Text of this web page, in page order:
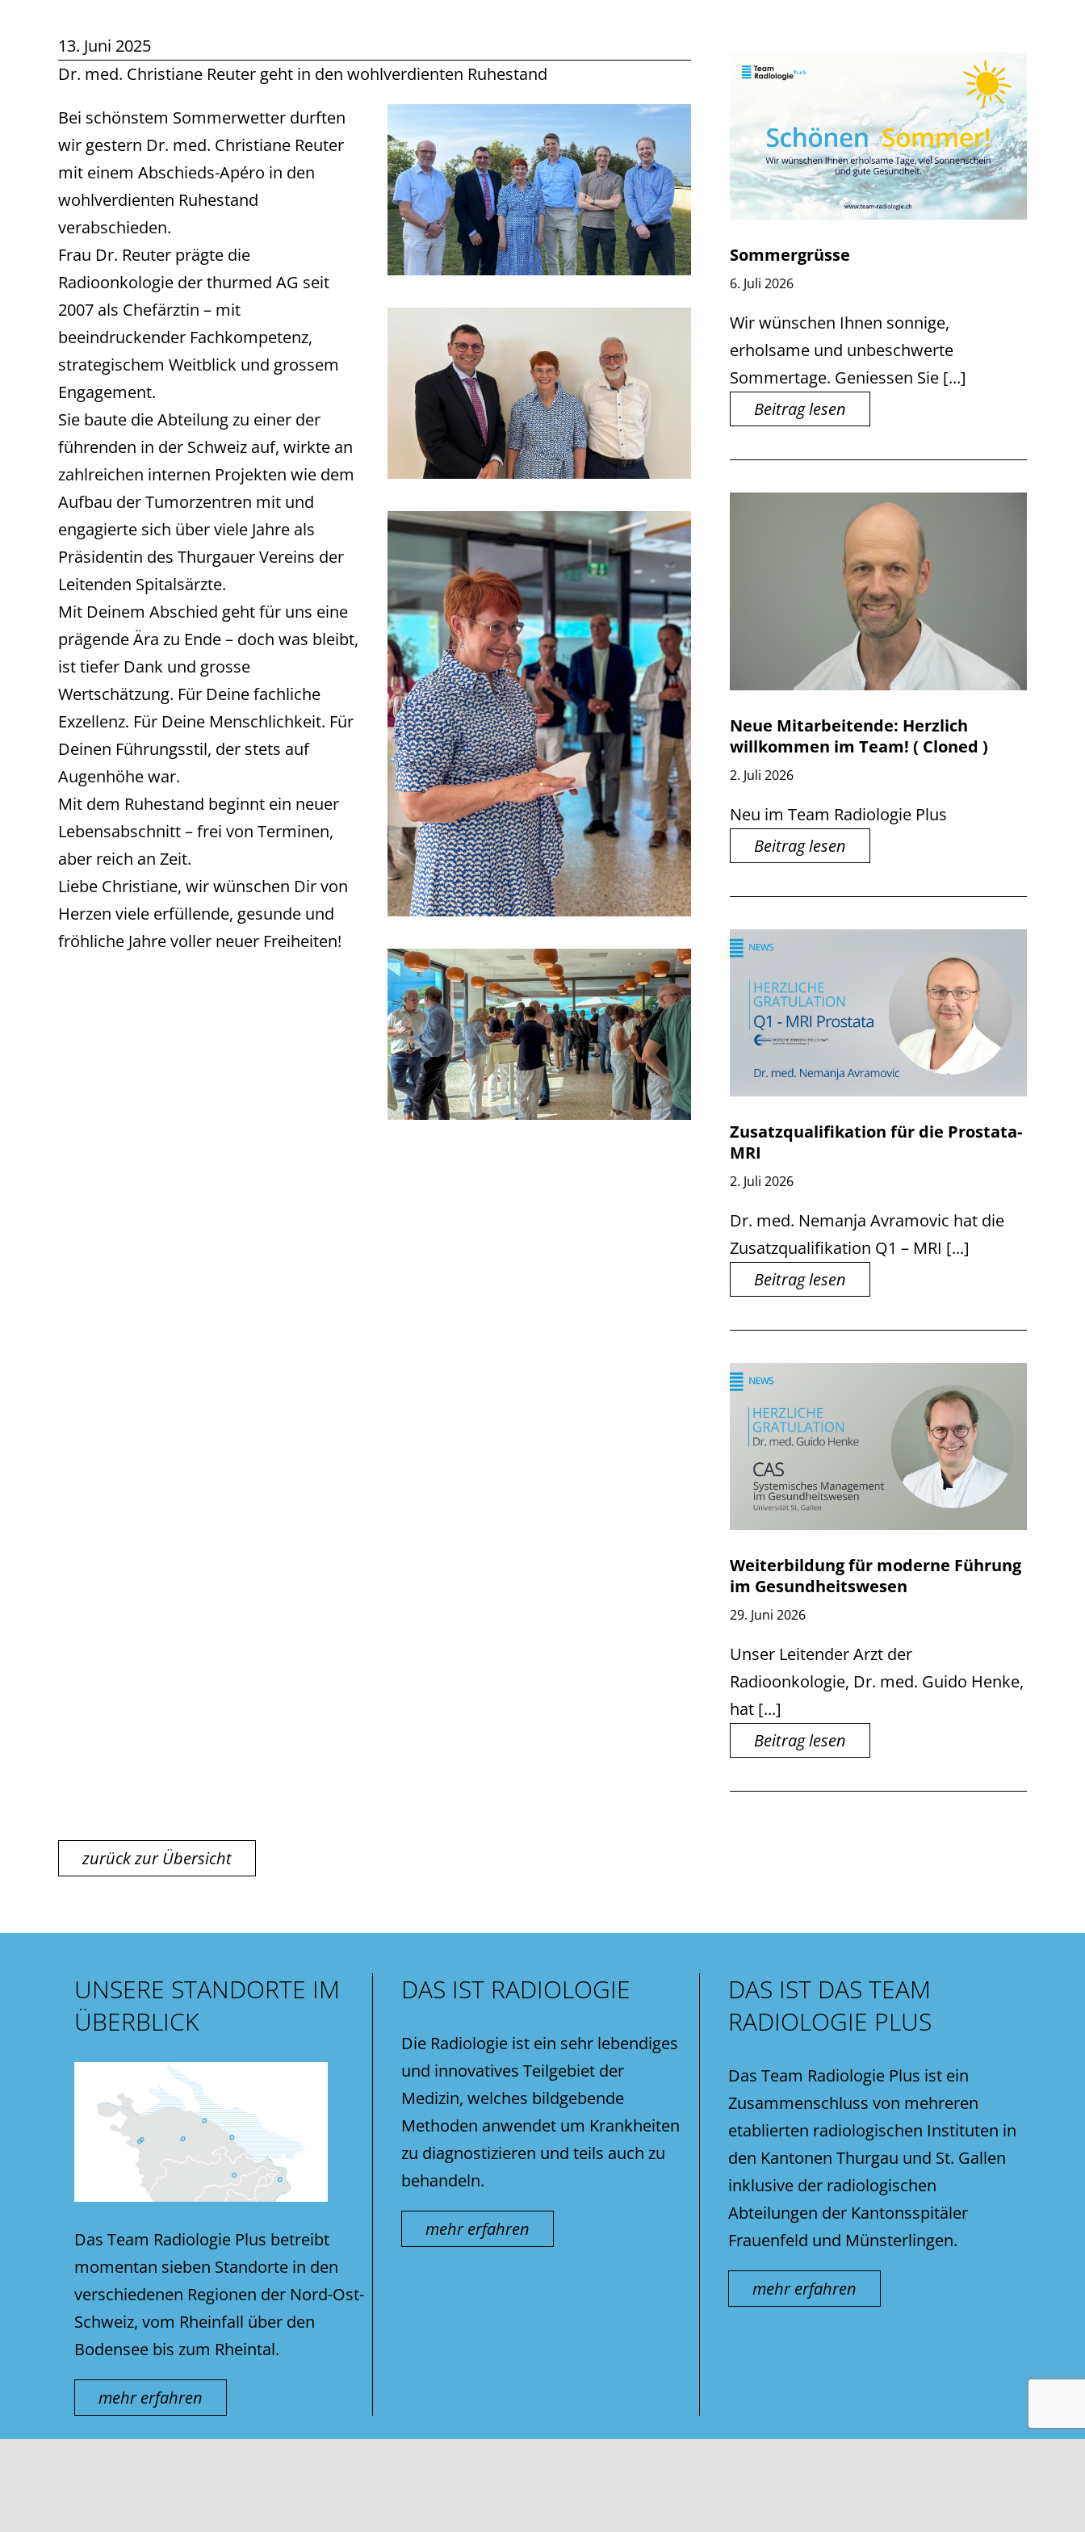
13. Juni 2025
Dr. med. Christiane Reuter geht in den wohlverdienten Ruhestand
Bei schönstem Sommerwetter durften
wir gestern Dr. med. Christiane Reuter
mit einem Abschieds-Apéro in den
wohlverdienten Ruhestand
verabschieden.
Frau Dr. Reuter prägte die
Radioonkologie der thurmed AG seit
2007 als Chefärztin – mit
beeindruckender Fachkompetenz,
strategischem Weitblick und grossem
Engagement.
Sie baute die Abteilung zu einer der
führenden in der Schweiz auf, wirkte an
zahlreichen internen Projekten wie dem
Aufbau der Tumorzentren mit und
engagierte sich über viele Jahre als
Präsidentin des Thurgauer Vereins der
Leitenden Spitalsärzte.
Mit Deinem Abschied geht für uns eine
prägende Ära zu Ende – doch was bleibt,
ist tiefer Dank und grosse
Wertschätzung. Für Deine fachliche
Exzellenz. Für Deine Menschlichkeit. Für
Deinen Führungsstil, der stets auf
Augenhöhe war.
Mit dem Ruhestand beginnt ein neuer
Lebensabschnitt – frei von Terminen,
aber reich an Zeit.
Liebe Christiane, wir wünschen Dir von
Herzen viele erfüllende, gesunde und
fröhliche Jahre voller neuer Freiheiten!
Sommergrüsse
6. Juli 2026
Wir wünschen Ihnen sonnige,
erholsame und unbeschwerte
Sommertage. Geniessen Sie [...]
Beitrag lesen
Neue Mitarbeitende: Herzlich
willkommen im Team! ( Cloned )
2. Juli 2026
Neu im Team Radiologie Plus
Beitrag lesen
Zusatzqualifikation für die Prostata-
MRI
2. Juli 2026
Dr. med. Nemanja Avramovic hat die
Zusatzqualifikation Q1 – MRI [...]
Beitrag lesen
Weiterbildung für moderne Führung
im Gesundheitswesen
29. Juni 2026
Unser Leitender Arzt der
Radioonkologie, Dr. med. Guido Henke,
hat [...]
Beitrag lesen
zurück zur Übersicht
UNSERE STANDORTE IM
ÜBERBLICK
Das Team Radiologie Plus betreibt
momentan sieben Standorte in den
verschiedenen Regionen der Nord-Ost-
Schweiz, vom Rheinfall über den
Bodensee bis zum Rheintal.
mehr erfahren
DAS IST RADIOLOGIE
Die Radiologie ist ein sehr lebendiges
und innovatives Teilgebiet der
Medizin, welches bildgebende
Methoden anwendet um Krankheiten
zu diagnostizieren und teils auch zu
behandeln.
mehr erfahren
DAS IST DAS TEAM
RADIOLOGIE PLUS
Das Team Radiologie Plus ist ein
Zusammenschluss von mehreren
etablierten radiologischen Instituten in
den Kantonen Thurgau und St. Gallen
inklusive der radiologischen
Abteilungen der Kantonsspitäler
Frauenfeld und Münsterlingen.
mehr erfahren